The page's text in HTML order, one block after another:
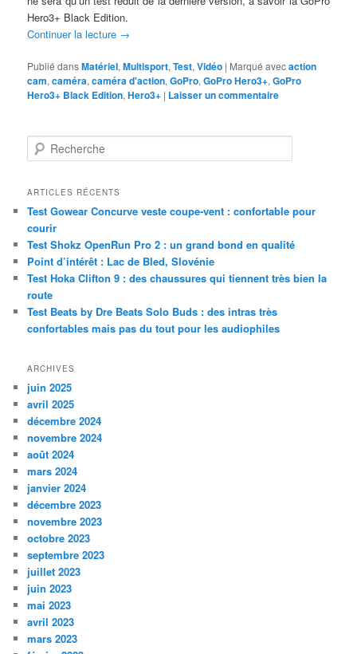
Hero3+ Black Edition.
Continuer la lecture →
Publié dansMatériel,Multisport,Test,Vidéo | Marqué avecaction
cam,caméra,caméra d'action,GoPro,GoPro Hero3+,GoPro
Hero3+ Black Edition,Hero3+ | Laisser un commentaire
e
h
r
c
h
e
ARTICLES RÉCENTS
Test Gowear Concurve veste coupe-vent : confortable pour
courir
Test Shokz OpenRun Pro 2 : un grand bond en qualité
Point d’intérêt : Lac de Bled, Slovénie
Test Hoka Clifton 9 : des chaussures qui tiennent très bien la
route
Test Beats by Dre Beats Solo Buds : des intras très
confortables mais pas du tout pour les audiophiles
ARCHIVES
juin 2025
avril 2025
décembre 2024
novembre 2024
août 2024
mars 2024
janvier 2024
décembre 2023
novembre 2023
octobre 2023
septembre 2023
juillet 2023
juin 2023
mai 2023
avril 2023
mars 2023